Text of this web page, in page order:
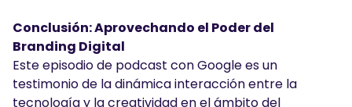
Conclusión: Aprovechando el Poder del
Branding Digital
Este episodio de podcast con Google es un
testimonio de la dinámica interacción entre la
tecnología y la creatividad en el ámbito del